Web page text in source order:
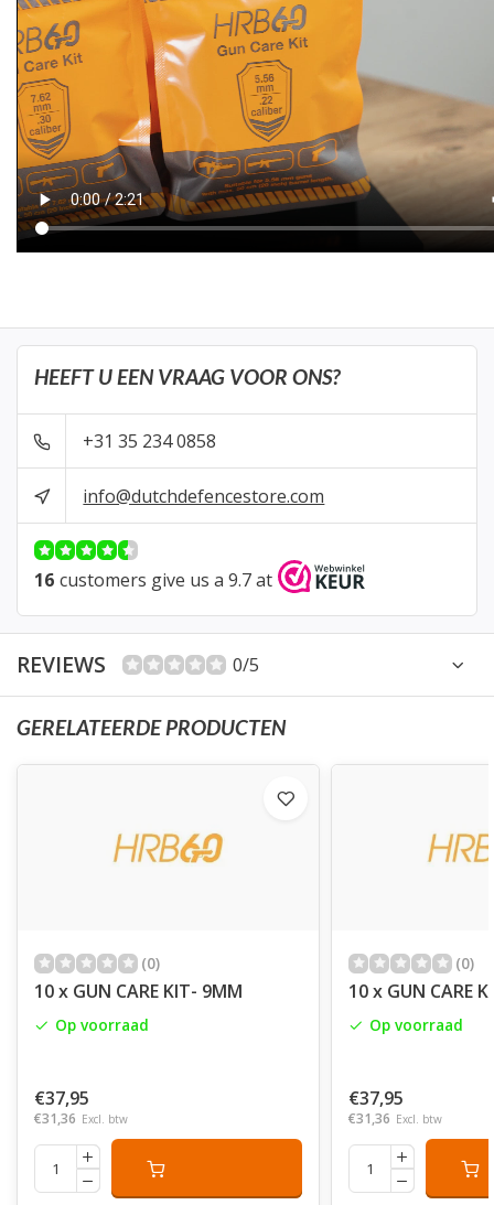
HEEFT U EEN VRAAG VOOR ONS?
+31 35 234 0858
info@dutchdefencestore.com
16 customers give us a 9.7 at
REVIEWS 0/5
GERELATEERDE PRODUCTEN
(0)
10 x GUN CARE KIT- 9MM
Op voorraad
€37,95
€31,36 Excl. btw
(0)
10 x GUN CARE
Op voorraad
€37,95
€31,36 Excl. btw